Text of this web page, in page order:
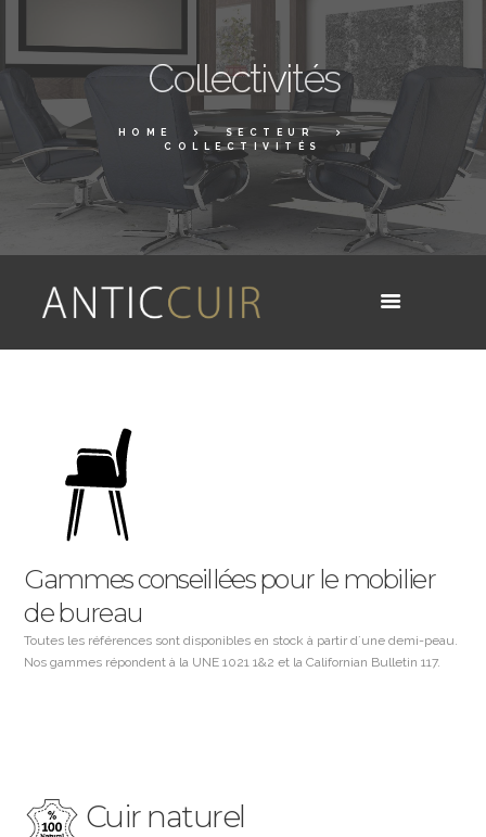
Collectivités
HOME
SECTEUR
COLLECTIVITÉS
Gammes conseillées pour le mobilier
de bureau
Toutes les références sont disponibles en stock à partir d´une demi-peau.
Nos gammes répondent à la UNE 1021 1&2 et la Californian Bulletin 117.
Cuir naturel